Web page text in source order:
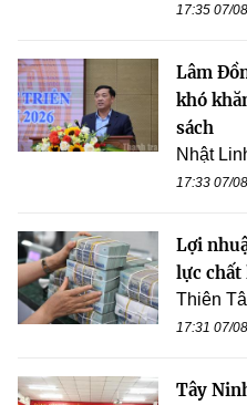
17:35 07/
Lâm
khó
sách
Nhật
17:33 07/
Lợi
lực chất
Thiên
17:31 07/
Tây